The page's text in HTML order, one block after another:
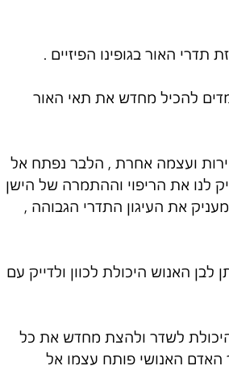
האור בגופינו הפיזיים .
להכיל מחדש את תאי האור
ועצמה אחרת , הלבר נפתח אל
לנו את הריפוי וההתמרה של הישן
את העיגון התדרי הגבוהה ,
האנוש היכולת לכוון ולדייק עם
היכולת לשדר ולהצת מחדש את כל
האדם האנושי פותח עצמו אל